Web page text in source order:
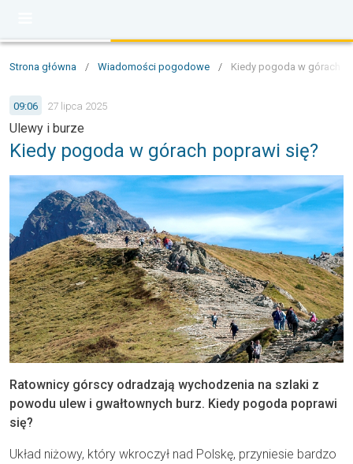
Strona główna / Wiadomości pogodowe / Kiedy pogoda w górach
09:06 27 lipca 2025
Ulewy i burze
Kiedy pogoda w górach poprawi się?
Ratownicy górscy odradzają wychodzenia na szlaki z
powodu ulew i gwałtownych burz. Kiedy pogoda poprawi
się?
Układ niżowy, który wkroczył nad Polskę, przyniesie bardzo